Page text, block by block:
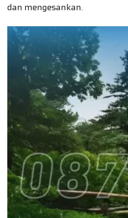
dan mengesankan.